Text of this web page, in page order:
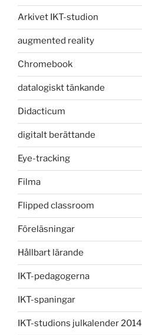
Arkivet IKT-studion
augmented reality
Chromebook
datalogiskt tänkande
Didacticum
digitalt berättande
Eye-tracking
Filma
Flipped classroom
Föreläsningar
Hållbart lärande
IKT-pedagogerna
IKT-spaningar
IKT-studions julkalender 2014